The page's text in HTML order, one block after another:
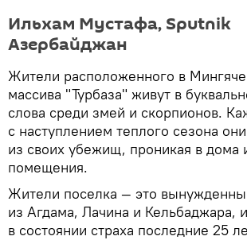
Ильхам Мустафа, Sputnik
Азербайджан
Жители расположенного в
массива "Турбаза" живут в
слова среди змей и скорпионов.
с наступлением теплого сезона
из своих убежищ, проникая в дома
помещения.
Жители поселка — это
из Агдама, Лачина и Кельбаджара,
в состоянии страха последние 25